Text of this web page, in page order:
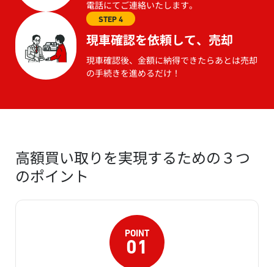
電話にてご連絡いたします。
STEP 4
現車確認を依頼して、売却
現車確認後、金額に納得できたらあとは売却
の手続きを進めるだけ！
高額買い取りを実現するための３つ
のポイント